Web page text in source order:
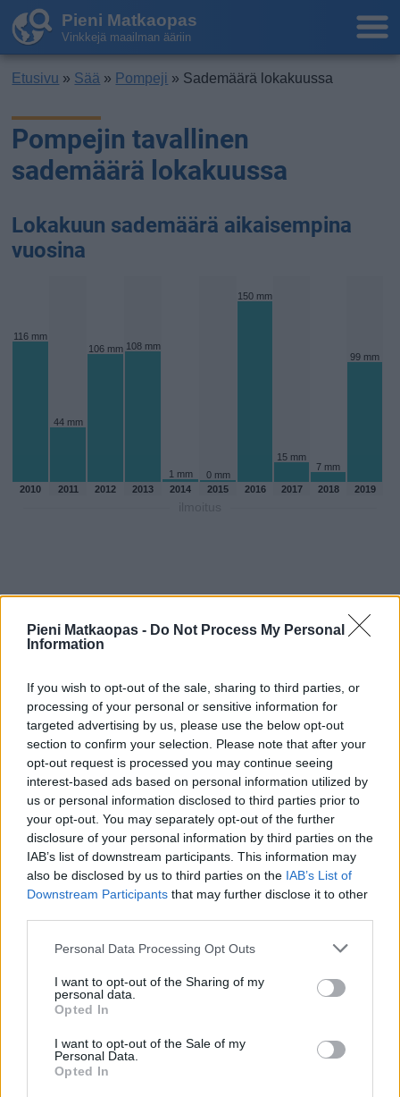
Pieni Matkaopas - Do Not Process My Personal
Information
If you wish to opt-out of the sale, sharing to third parties, or
processing of your personal or sensitive information for
targeted advertising by us, please use the below opt-out
section to confirm your selection. Please note that after your
opt-out request is processed you may continue seeing
interest-based ads based on personal information utilized by
us or personal information disclosed to third parties prior to
your opt-out. You may separately opt-out of the further
disclosure of your personal information by third parties on the
IAB’s list of downstream participants. This information may
also be disclosed by us to third parties on the IAB’s List of
Downstream Participants that may further disclose it to other
Personal Data Processing Opt Outs
I want to opt-out of the Sharing of my
personal data.
Opted In
I want to opt-out of the Sale of my
Personal Data.
Opted In
Pieni Matkaopas
Vinkkejä maailman ääriin
Etusivu » Sää » Pompeji » Sademäärä lokakuussa
Pompejin tavallinen
sademäärä lokakuussa
Lokakuun sademäärä aikaisempina
vuosina
116 mm
44 mm
106 mm 108 mm
1 mm 0 mm
150 mm
15 mm
7 mm
99 mm
2010 2011 2012 2013 2014 2015 2016 2017 2018 2019
Sadepäivien määärä lokakuussa
aikaisempina vuosina
7 kpl 7 kpl
Entä muut kuukaudet? Miten paljon